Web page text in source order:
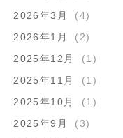
2026年3月
(4)
2026年1月
(2)
2025年12月
(1)
2025年11月
(1)
2025年10月
(1)
2025年9月
(3)